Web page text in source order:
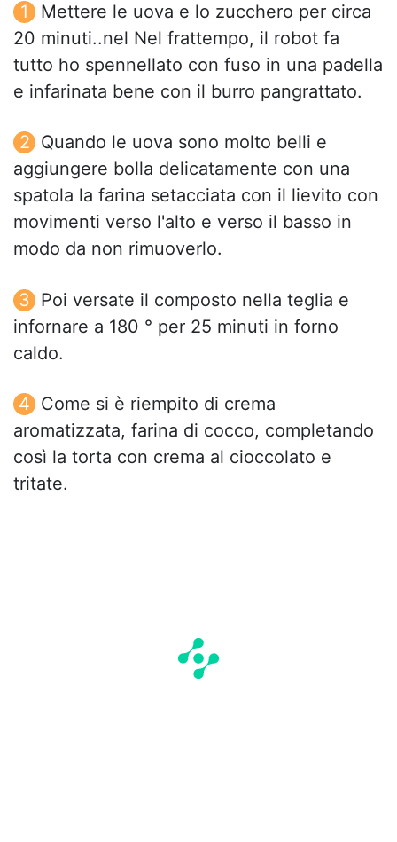
Mettere le uova e lo zucchero per circa
20 minuti..nel Nel frattempo, il robot fa
tutto ho spennellato con fuso in una padella
e infarinata bene con il burro pangrattato.
Quando le uova sono molto belli e
aggiungere bolla delicatamente con una
spatola la farina setacciata con il lievito con
movimenti verso l'alto e verso il basso in
modo da non rimuoverlo.
Poi versate il composto nella teglia e
infornare a 180 ° per 25 minuti in forno
caldo.
Come si è riempito di crema
aromatizzata, farina di cocco, completando
così la torta con crema al cioccolato e
tritate.